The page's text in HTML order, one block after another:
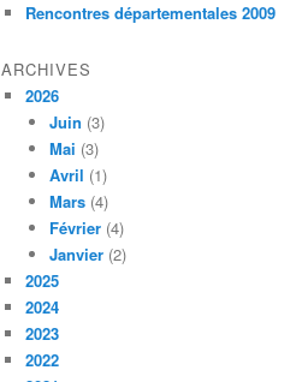
Rencontres départementales 2009
ARCHIVES
2026
Juin (3)
Mai (3)
Avril (1)
Mars (4)
Février (4)
Janvier (2)
2025
2024
2023
2022